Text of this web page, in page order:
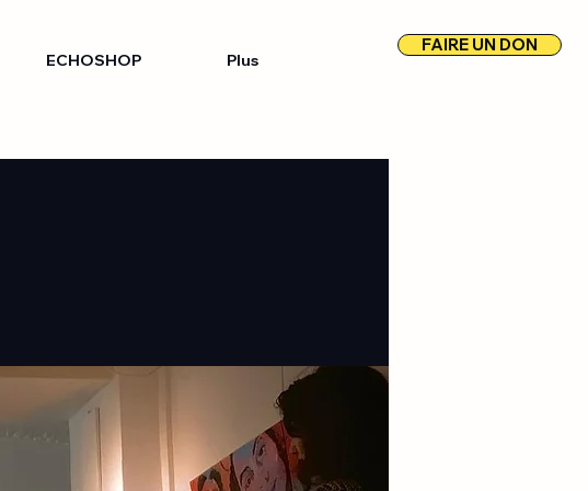
ECHOSHOP Plus
FAIRE UN DON